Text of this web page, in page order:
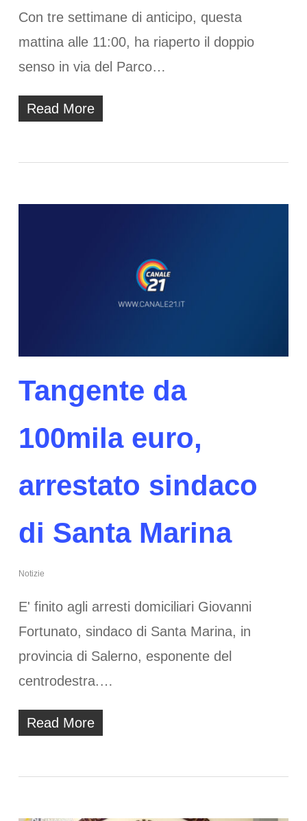
Con tre settimane di anticipo, questa
mattina alle 11:00, ha riaperto il doppio
senso in via del Parco…
Read More
Tangente da
100mila euro,
arrestato sindaco
di Santa Marina
Notizie
E' finito agli arresti domiciliari Giovanni
Fortunato, sindaco di Santa Marina, in
provincia di Salerno, esponente del
centrodestra.…
Read More